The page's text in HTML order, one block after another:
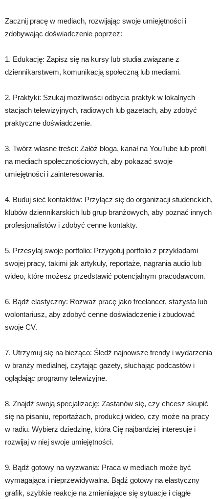
Zacznij pracę w mediach, rozwijając swoje umiejętności i
zdobywając doświadczenie poprzez:
1. Edukację: Zapisz się na kursy lub studia związane z
dziennikarstwem, komunikacją społeczną lub mediami.
2. Praktyki: Szukaj możliwości odbycia praktyk w lokalnych
stacjach telewizyjnych, radiowych lub gazetach, aby zdobyć
praktyczne doświadczenie.
3. Twórz własne treści: Załóż bloga, kanał na YouTube lub profil
na mediach społecznościowych, aby pokazać swoje
umiejętności i zainteresowania.
4. Buduj sieć kontaktów: Przyłącz się do organizacji studenckich,
klubów dziennikarskich lub grup branżowych, aby poznać innych
profesjonalistów i zdobyć cenne kontakty.
5. Przesyłaj swoje portfolio: Przygotuj portfolio z przykładami
swojej pracy, takimi jak artykuły, reportaże, nagrania audio lub
wideo, które możesz przedstawić potencjalnym pracodawcom.
6. Bądź elastyczny: Rozważ pracę jako freelancer, stażysta lub
wolontariusz, aby zdobyć cenne doświadczenie i zbudować
swoje CV.
7. Utrzymuj się na bieżąco: Śledź najnowsze trendy i wydarzenia
w branży medialnej, czytając gazety, słuchając podcastów i
oglądając programy telewizyjne.
8. Znajdź swoją specjalizację: Zastanów się, czy chcesz skupić
się na pisaniu, reportażach, produkcji wideo, czy może na pracy
w radiu. Wybierz dziedzinę, która Cię najbardziej interesuje i
rozwijaj w niej swoje umiejętności.
9. Bądź gotowy na wyzwania: Praca w mediach może być
wymagająca i nieprzewidywalna. Bądź gotowy na elastyczny
grafik, szybkie reakcje na zmieniające się sytuacje i ciągłe